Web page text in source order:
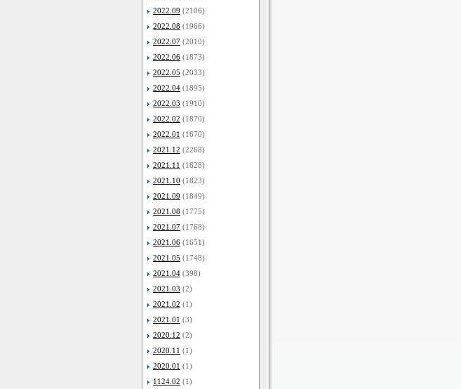
2022.09 (2106)
2022.08 (1966)
2022.07 (2010)
2022.06 (1873)
2022.05 (2033)
2022.04 (1895)
2022.03 (1910)
2022.02 (1870)
2022.01 (1670)
2021.12 (2268)
2021.11 (1828)
2021.10 (1823)
2021.09 (1849)
2021.08 (1775)
2021.07 (1768)
2021.06 (1651)
2021.05 (1748)
2021.04 (398)
2021.03 (2)
2021.02 (1)
2021.01 (3)
2020.12 (2)
2020.11 (1)
2020.01 (1)
1124.02 (1)